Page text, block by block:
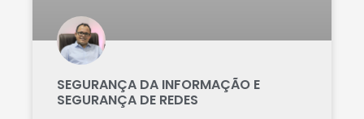
SEGURANÇA DA INFORMAÇÃO E
SEGURANÇA DE REDES